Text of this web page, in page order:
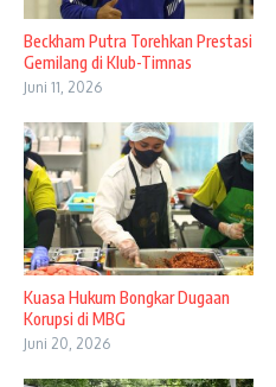
Beckham Putra Torehkan Prestasi
Gemilang di Klub-Timnas
Juni 11, 2026
Kuasa Hukum Bongkar Dugaan
Korupsi di MBG
Juni 20, 2026